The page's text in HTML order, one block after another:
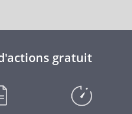
gratuit